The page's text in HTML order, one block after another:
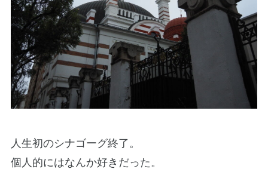
人生初のシナゴーグ終了。
個人的にはなんか好きだった。